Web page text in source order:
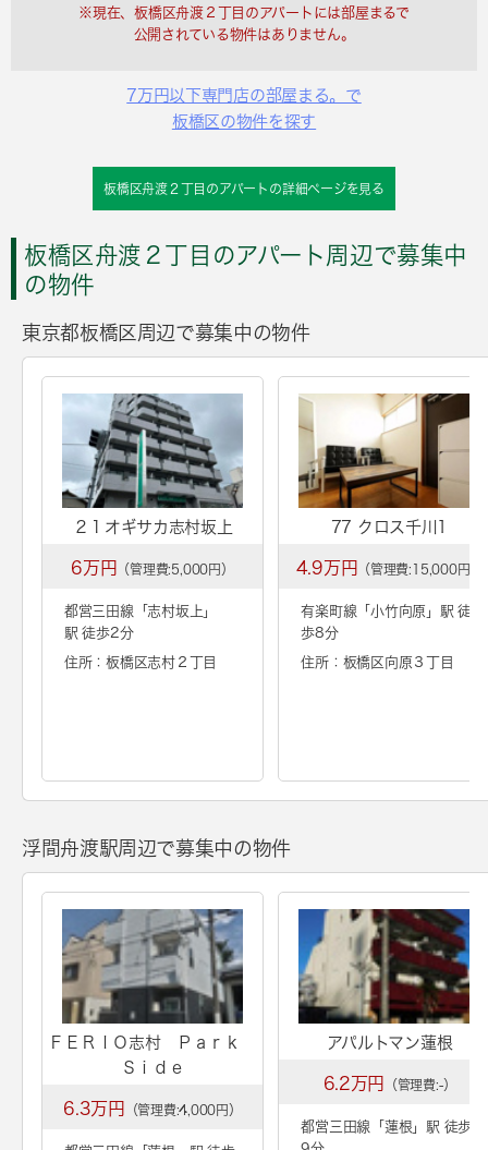
※現在、板橋区舟渡２丁目のアパートには部屋まるで
公開されている物件はありません。
7万円以下専門店の部屋まる。で
板橋区の物件を探す
板橋区舟渡２丁目のアパートの詳細ページを見る
板橋区舟渡２丁目のアパート周辺で募集中
の物件
東京都板橋区周辺で募集中の物件
２１オギサカ志村坂上
6万円 （管理費:5,000円）
都営三田線「 志村坂上 」
駅 徒歩2分
住所：板橋区志村２丁目
77 クロス千川1
4.9万円 （管理費:15,000円）
有楽町線「小竹向原 」駅 徒
歩8分
住所：板橋区向原３丁目
浮間舟渡駅周辺で募集中の物件
ＦＥＲＩＯ志村 Ｐａｒｋ
Ｓｉｄｅ
6.3万円 （管理費:4,000円）
アパルトマン蓮根
6.2万円 （管理費:-）
都営三田線「 蓮根 」駅 徒歩